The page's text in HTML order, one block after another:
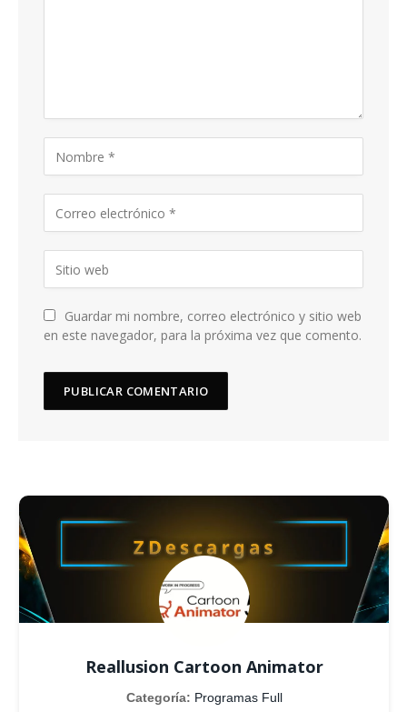
Guardar mi nombre, correo electrónico y sitio web
en este navegador, para la próxima vez que comento.
Reallusion Cartoon Animator
Categoría: Programas Full